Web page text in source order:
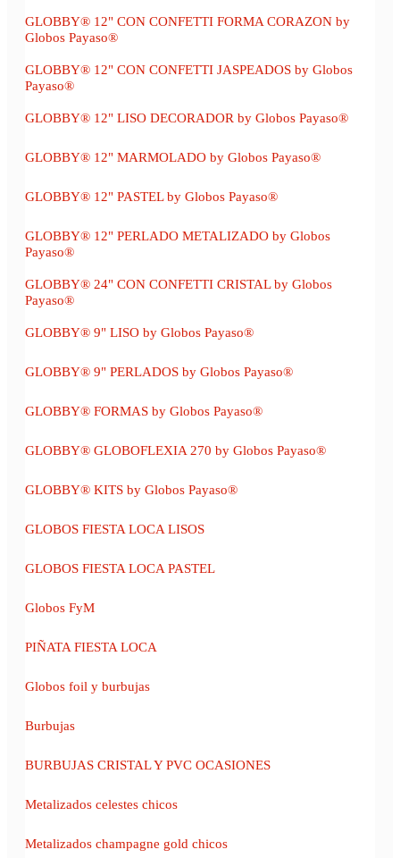
GLOBBY® 12" CON CONFETTI FORMA CORAZON by
Globos Payaso®
GLOBBY® 12" CON CONFETTI JASPEADOS by Globos
Payaso®
GLOBBY® 12" LISO DECORADOR by Globos Payaso®
GLOBBY® 12" MARMOLADO by Globos Payaso®
GLOBBY® 12" PASTEL by Globos Payaso®
GLOBBY® 12" PERLADO METALIZADO by Globos
Payaso®
GLOBBY® 24" CON CONFETTI CRISTAL by Globos
Payaso®
GLOBBY® 9" LISO by Globos Payaso®
GLOBBY® 9" PERLADOS by Globos Payaso®
GLOBBY® FORMAS by Globos Payaso®
GLOBBY® GLOBOFLEXIA 270 by Globos Payaso®
GLOBBY® KITS by Globos Payaso®
GLOBOS FIESTA LOCA LISOS
GLOBOS FIESTA LOCA PASTEL
Globos FyM
PIÑATA FIESTA LOCA
Globos foil y burbujas
Burbujas
BURBUJAS CRISTAL Y PVC OCASIONES
Metalizados celestes chicos
Metalizados champagne gold chicos